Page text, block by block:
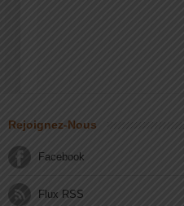
Rejoignez-Nous
Facebook
Flux RSS